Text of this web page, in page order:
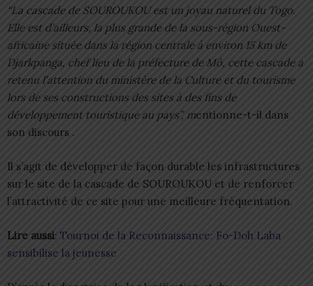
“La cascade de SOUROUKOU est un joyau naturel du Togo.
Elle est d’ailleurs, la plus grande de la sous-région Ouest-
africaine située dans la région centrale à environ 15 km de
Djarkpanga, chef lieu de la préfecture de Mô, cette cascade a
retenu l’attention du ministère de la Culture et du tourisme
lors de ses constructions des sites à des fins de
développement touristique au pays”, mentionne-t-il dans
son discours .
Il s’agit de développer de façon durable les infrastructures
sur le site de la cascade de SOUROUKOU et de renforcer
l’attractivité de ce site pour une meilleure fréquentation.
Lire aussi: Tournoi de la Reconnaissance: Fo-Doh Laba
sensibilise la jeunesse